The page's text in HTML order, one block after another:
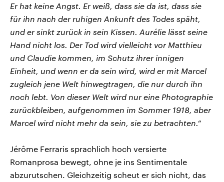
Er hat keine Angst. Er weiß, dass sie da ist, dass sie
für ihn nach der ruhigen Ankunft des Todes späht,
und er sinkt zurück in sein Kissen. Aurélie lässt seine
Hand nicht los. Der Tod wird vielleicht vor Matthieu
und Claudie kommen, im Schutz ihrer innigen
Einheit, und wenn er da sein wird, wird er mit Marcel
zugleich jene Welt hinwegtragen, die nur durch ihn
noch lebt. Von dieser Welt wird nur eine Photographie
zurückbleiben, aufgenommen im Sommer 1918, aber
Marcel wird nicht mehr da sein, sie zu betrachten.“
Jérôme Ferraris sprachlich hoch versierte
Romanprosa bewegt, ohne je ins Sentimentale
abzurutschen. Gleichzeitig scheut er sich nicht, das